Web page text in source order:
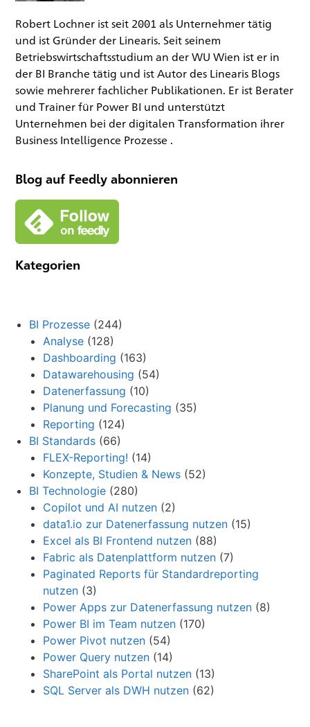
Robert Lochner ist seit 2001 als Unternehmer tätig
und ist Gründer der Linearis. Seit seinem
Betriebswirtschaftsstudium an der WU Wien ist er in
der BI Branche tätig und ist Autor des Linearis Blogs
sowie mehrerer fachlicher Publikationen. Er ist Berater
und Trainer für Power BI und unterstützt
Unternehmen bei der digitalen Transformation ihrer
Business Intelligence Prozesse .
Blog auf Feedly abonnieren
Kategorien
BI Prozesse (244)
Analyse (128)
Dashboarding (163)
Datawarehousing (54)
Datenerfassung (10)
Planung und Forecasting (35)
Reporting (124)
BI Standards (66)
FLEX-Reporting! (14)
Konzepte, Studien & News (52)
BI Technologie (280)
Copilot und AI nutzen (2)
data1.io zur Datenerfassung nutzen (15)
Excel als BI Frontend nutzen (88)
Fabric als Datenplattform nutzen (7)
Paginated Reports für Standardreporting
nutzen (3)
Power Apps zur Datenerfassung nutzen (8)
Power BI im Team nutzen (170)
Power Pivot nutzen (54)
Power Query nutzen (14)
SharePoint als Portal nutzen (13)
SQL Server als DWH nutzen (62)